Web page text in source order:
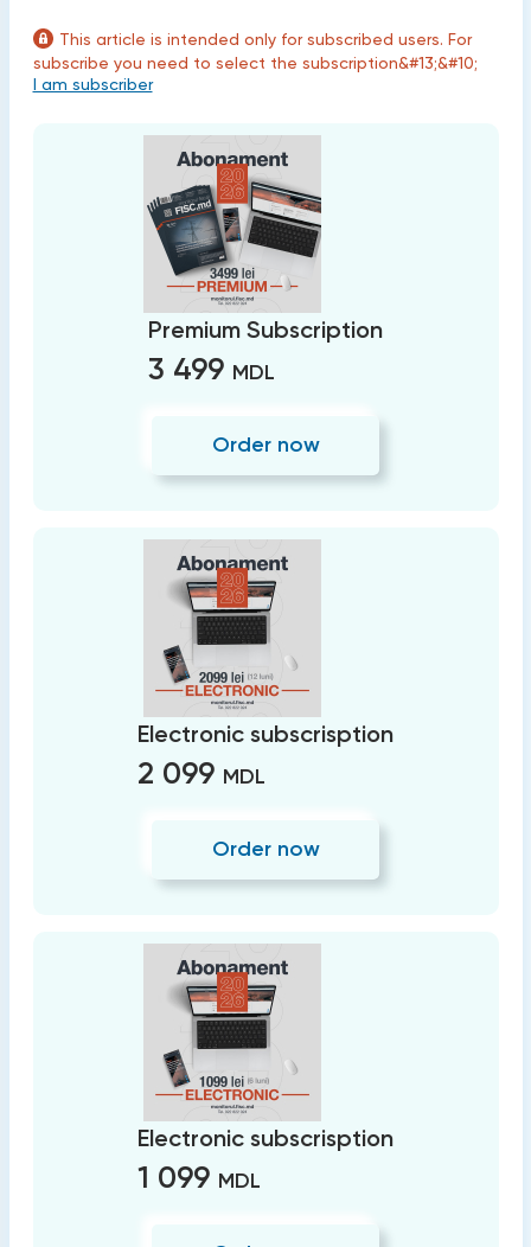
This article is intended only for subscribed users. For
subscribe you need to select the subscription&#13;&#10;
I am subscriber
Premium Subscription
3 499 MDL
Order now
Electronic subscrisption
2 099 MDL
Order now
Electronic subscrisption
1 099 MDL